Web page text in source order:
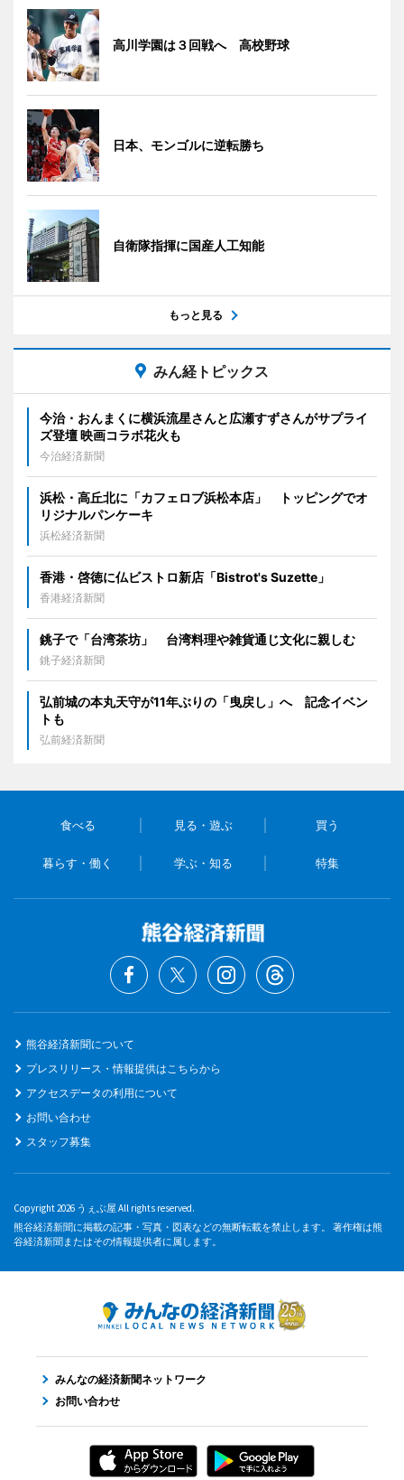
高川学園は３回戦へ 高校野球
日本、モンゴルに逆転勝ち
自衛隊指揮に国産人工知能
もっと見る
みん経トピックス
今治・おんまくに横浜流星さんと広瀬すずさんがサプライ
ズ登壇 映画コラボ花火も
今治経済新聞
浜松・高丘北に「カフェロブ浜松本店」 トッピングでオ
リジナルパンケーキ
浜松経済新聞
香港・啓徳に仏ビストロ新店「Bistrot's Suzette」
香港経済新聞
銚子で「台湾茶坊」 台湾料理や雑貨通じ文化に親しむ
銚子経済新聞
弘前城の本丸天守が11年ぶりの「曳戻し」へ 記念イベン
トも
弘前経済新聞
食べる 見る・遊ぶ 買う
暮らす・働く 学ぶ・知る 特集
熊谷経済新聞について
プレスリリース・情報提供はこちらから
アクセスデータの利用について
お問い合わせ
スタッフ募集
Copyright 2026 うぇぶ屋 All rights reserved.
熊谷経済新聞に掲載の記事・写真・図表などの無断転載を禁止します。 著作権は熊
谷経済新聞またはその情報提供者に属します。
みんなの経済新聞ネットワーク
お問い合わせ